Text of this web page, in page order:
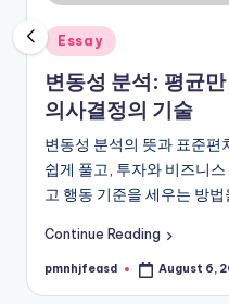
Posted
in
Essay
변동성 분석: 평균
의사결정의 기술
변동성 분석의 뜻과 표준편
쉽게 풀고, 투자와 비즈니
고 행동 기준을 세우는 방
Continue Reading
Posted
pmnhjfeasd August 6,